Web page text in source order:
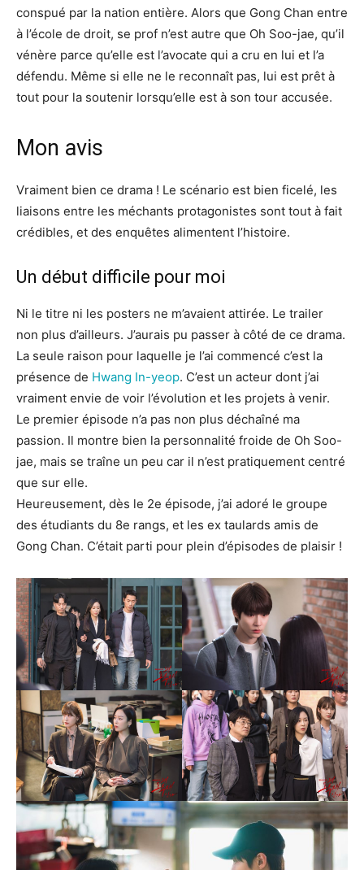
conspué par la nation entière. Alors que Gong Chan entre
à l’école de droit, se prof n’est autre que Oh Soo-jae, qu’il
vénère parce qu’elle est l’avocate qui a cru en lui et l’a
défendu. Même si elle ne le reconnaît pas, lui est prêt à
tout pour la soutenir lorsqu’elle est à son tour accusée.
Mon avis
Vraiment bien ce drama ! Le scénario est bien ficelé, les
liaisons entre les méchants protagonistes sont tout à fait
crédibles, et des enquêtes alimentent l’histoire.
Un début difficile pour moi
Ni le titre ni les posters ne m’avaient attirée. Le trailer
non plus d’ailleurs. J’aurais pu passer à côté de ce drama.
La seule raison pour laquelle je l’ai commencé c’est la
présence de Hwang In-yeop. C’est un acteur dont j’ai
vraiment envie de voir l’évolution et les projets à venir.
Le premier épisode n’a pas non plus déchaîné ma
passion. Il montre bien la personnalité froide de Oh Soo-
jae, mais se traîne un peu car il n’est pratiquement centré
que sur elle.
Heureusement, dès le 2e épisode, j’ai adoré le groupe
des étudiants du 8e rangs, et les ex taulards amis de
Gong Chan. C’était parti pour plein d’épisodes de plaisir !